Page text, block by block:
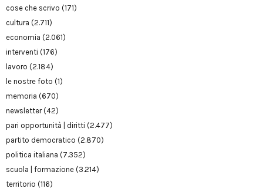
cose che scrivo (171)
cultura (2.711)
economia (2.061)
interventi (176)
lavoro (2.184)
le nostre foto (1)
memoria (670)
newsletter(42)
pari opportunità | diritti (2.477)
partito democratico (2.870)
politica italiana (7.352)
scuola | formazione (3.214)
territorio (116)